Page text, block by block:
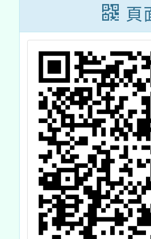
議題中心學校－
教師增能研習」
頁